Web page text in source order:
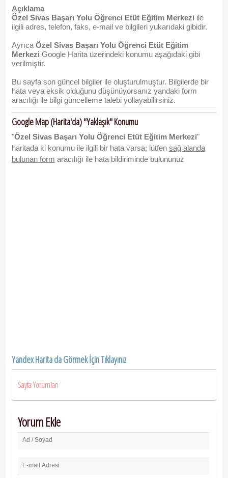
Açıklama
Özel Sivas Başarı Yolu Öğrenci Etüt Eğitim Merkezi ile
ilgili adres, telefon, faks, e-mail ve bilgileri yukarıdaki gibidir.
AyrıcaÖzel Sivas Başarı Yolu Öğrenci Etüt Eğitim
Merkezi Google Harita üzerindeki konumu aşağıdaki gibi
verilmiştir.
Bu sayfa son güncel bilgiler ile oluşturulmuştur. Bilgilerde bir
hata veya eksik olduğunu düşünüyorsanız yandaki form
aracılığı ile bilgi güncelleme talebi yollayabilirsiniz.
Google Map (Harita'da) "Yaklaşık" Konumu
"Özel Sivas Başarı Yolu Öğrenci Etüt Eğitim Merkezi"
haritada ki konumu ile ilgili bir hata varsa; lütfen sağ alanda
bulunan form aracılığı ile hata bildiriminde bulununuz
Yandex Harita da Görmek İçin Tıklayınız
Sayfa Yorumları
Yorum Ekle
Ad / Soyad
E-mail Adresi